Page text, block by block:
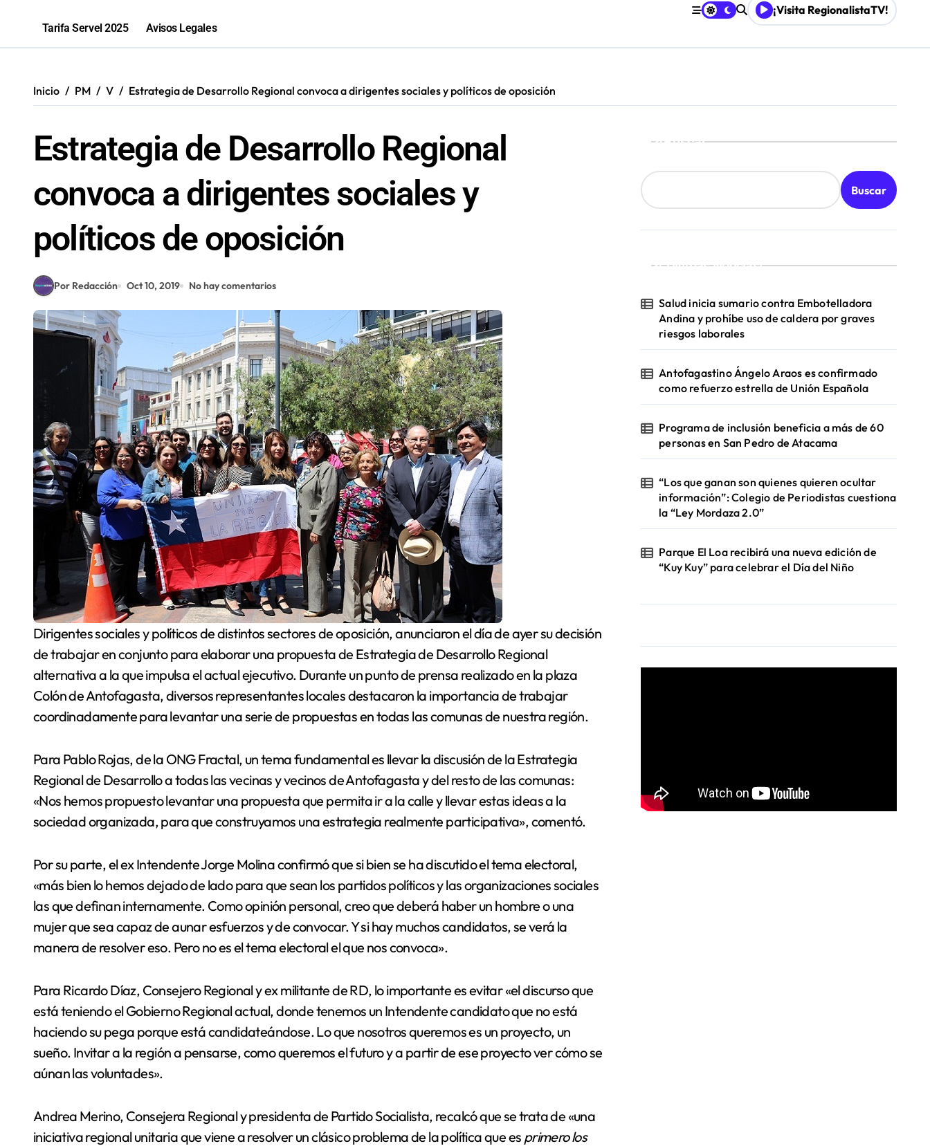
Salud inicia sumario contra Embotelladora Andina y prohíbe uso de caldera por graves riesgos laborales
Tarifa Servel 2025 Avisos Legales
¡Visita RegionalistaTV!
Inicio PM V Estrategia de Desarrollo Regional convoca a dirigentes sociales y políticos de oposición
Estrategia de Desarrollo Regional
convoca a dirigentes sociales y
políticos de oposición
Por Redacción Oct 10, 2019 No hay comentarios
Dirigentes sociales y políticos de distintos sectores de oposición, anunciaron el día de ayer su decisión
de trabajar en conjunto para elaborar una propuesta de Estrategia de Desarrollo Regional
alternativa a la que impulsa el actual ejecutivo. Durante un punto de prensa realizado en la plaza
Colón de Antofagasta, diversos representantes locales destacaron la importancia de trabajar
coordinadamente para levantar una serie de propuestas en todas las comunas de nuestra región.
Para Pablo Rojas, de la ONG Fractal, un tema fundamental es llevar la discusión de la Estrategia
Regional de Desarrollo a todas las vecinas y vecinos de Antofagasta y del resto de las comunas:
«Nos hemos propuesto levantar una propuesta que permita ir a la calle y llevar estas ideas a la
sociedad organizada, para que construyamos una estrategia realmente participativa», comentó.
Por su parte, el ex Intendente Jorge Molina confirmó que si bien se ha discutido el tema electoral,
«más bien lo hemos dejado de lado para que sean los partidos políticos y las organizaciones sociales
las que definan internamente. Como opinión personal, creo que deberá haber un hombre o una
mujer que sea capaz de aunar esfuerzos y de convocar. Y si hay muchos candidatos, se verá la
manera de resolver eso. Pero no es el tema electoral el que nos convoca».
Para Ricardo Díaz, Consejero Regional y ex militante de RD, lo importante es evitar «el discurso que
está teniendo el Gobierno Regional actual, donde tenemos un Intendente candidato que no está
haciendo su pega porque está candidateándose. Lo que nosotros queremos es un proyecto, un
sueño. Invitar a la región a pensarse, como queremos el futuro y a partir de ese proyecto ver cómo se
aúnan las voluntades».
Andrea Merino, Consejera Regional y presidenta de Partido Socialista, recalcó que se trata de «una
iniciativa regional unitaria que viene a resolver un clásico problema de la política que es primero los
Buscar
Buscar
¡Ultimas Noticias!
Salud inicia sumario contra Embotelladora
Andina y prohíbe uso de caldera por graves
riesgos laborales
Antofagastino Ángelo Araos es confirmado
como refuerzo estrella de Unión Española
Programa de inclusión beneficia a más de 60
personas en San Pedro de Atacama
“Los que ganan son quienes quieren ocultar
información”: Colegio de Periodistas cuestiona
la “Ley Mordaza 2.0”
Parque El Loa recibirá una nueva edición de
“Kuy Kuy” para celebrar el Día del Niño